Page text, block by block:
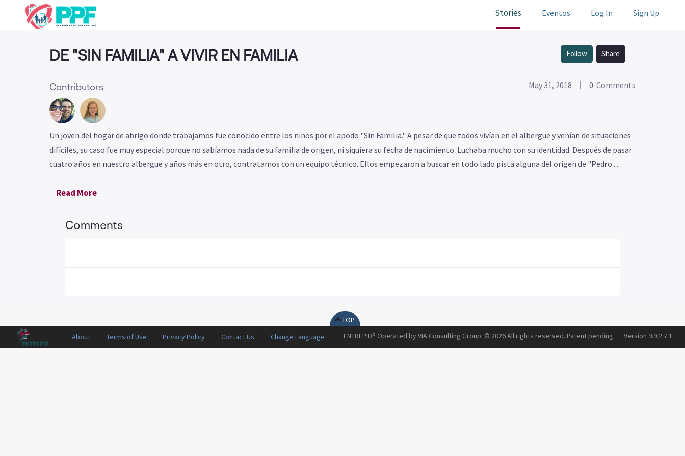
Stories Eventos Log In Sign Up
DE "SIN FAMILIA" A VIVIR EN FAMILIA Follow Share
Contributors May 31, 2018 0 Comments
Un joven del hogar de abrigo donde trabajamos fue conocido entre los niños por el apodo "Sin Familia." A pesar de que todos vivían en el albergue y venían de situaciones
difíciles, su caso fue muy especial porque no sabíamos nada de su familia de origen, ni siquiera su fecha de nacimiento. Luchaba mucho con su identidad. Después de pasar
cuatro años en nuestro albergue y años más en otro, contratamos con un equipo técnico. Ellos empezaron a buscar en todo lado pista alguna del origen de "Pedro....
Read More
Comments
TOP
About
Terms of Use Privacy Policy Contact Us Change Language ENTREPID® Operated by VIA Consulting Group. © 2026 All rights reserved. Patent pending. Version 9.9.2.7.1